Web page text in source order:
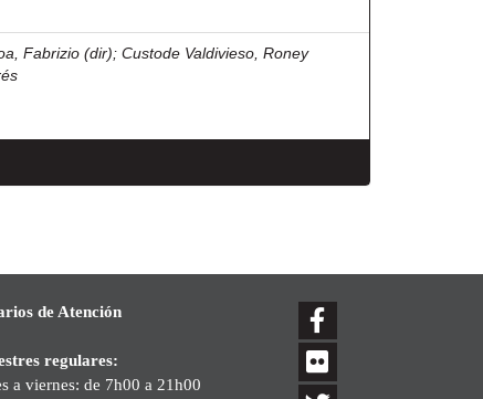
Fabrizio (dir); Custode Valdivieso, Roney
de Atención
regulares:
a viernes: de 7h00 a 21h00